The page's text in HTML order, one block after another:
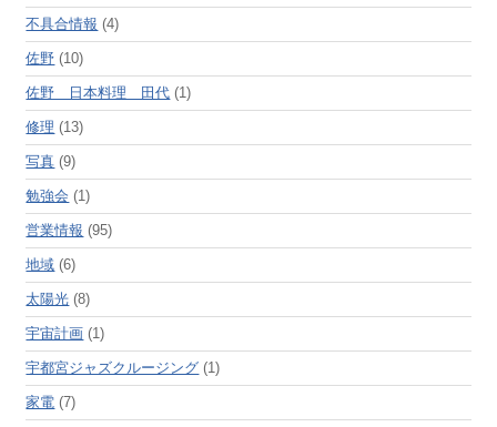
不具合情報 (4)
佐野 (10)
佐野 日本料理 田代 (1)
修理 (13)
写真 (9)
勉強会 (1)
営業情報 (95)
地域 (6)
太陽光 (8)
宇宙計画 (1)
宇都宮ジャズクルージング (1)
家電 (7)